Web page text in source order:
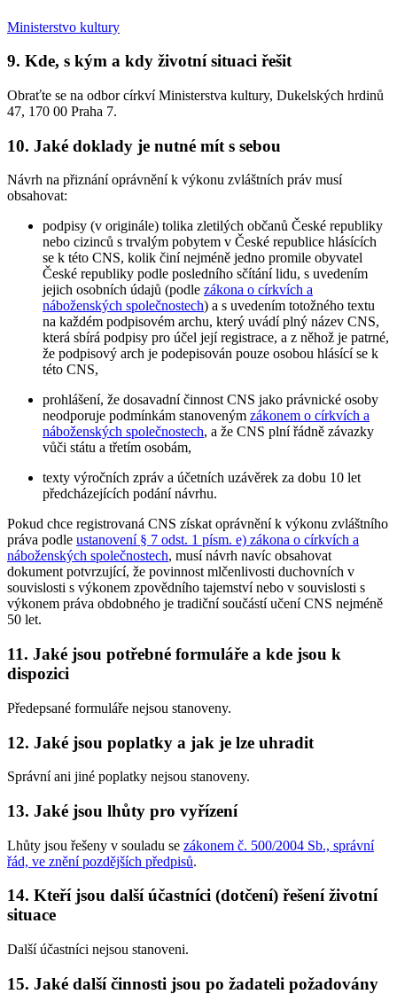
Ministerstvo kultury
9. Kde, s kým a kdy životní situaci řešit
Obraťte se na odbor církví Ministerstva kultury, Dukelských hrdinů
47, 170 00 Praha 7.
10. Jaké doklady je nutné mít s sebou
Návrh na přiznání oprávnění k výkonu zvláštních práv musí
obsahovat:
podpisy (v originále) tolika zletilých občanů České republiky
nebo cizinců s trvalým pobytem v České republice hlásících
se k této CNS, kolik činí nejméně jedno promile obyvatel
České republiky podle posledního sčítání lidu, s uvedením
jejich osobních údajů (podle zákona o církvích a
náboženských společnostech) a s uvedením totožného textu
na každém podpisovém archu, který uvádí plný název CNS,
která sbírá podpisy pro účel její registrace, a z něhož je patrné,
že podpisový arch je podepisován pouze osobou hlásící se k
této CNS,
prohlášení, že dosavadní činnost CNS jako právnické osoby
neodporuje podmínkám stanoveným zákonem o církvích a
náboženských společnostech, a že CNS plní řádně závazky
vůči státu a třetím osobám,
texty výročních zpráv a účetních uzávěrek za dobu 10 let
předcházejících podání návrhu.
Pokud chce registrovaná CNS získat oprávnění k výkonu zvláštního
práva podle ustanovení § 7 odst. 1 písm. e) zákona o církvích a
náboženských společnostech, musí návrh navíc obsahovat
dokument potvrzující, že povinnost mlčenlivosti duchovních v
souvislosti s výkonem zpovědního tajemství nebo v souvislosti s
výkonem práva obdobného je tradiční součástí učení CNS nejméně
50 let.
11. Jaké jsou potřebné formuláře a kde jsou k
dispozici
Předepsané formuláře nejsou stanoveny.
12. Jaké jsou poplatky a jak je lze uhradit
Správní ani jiné poplatky nejsou stanoveny.
13. Jaké jsou lhůty pro vyřízení
Lhůty jsou řešeny v souladu se zákonem č. 500/2004 Sb., správní
řád, ve znění pozdějších předpisů.
14. Kteří jsou další účastníci (dotčení) řešení životní
situace
Další účastníci nejsou stanoveni.
15. Jaké další činnosti jsou po žadateli požadovány